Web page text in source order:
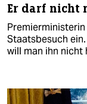
Er darf nicht
Staatsbesuch
will man ihn nicht